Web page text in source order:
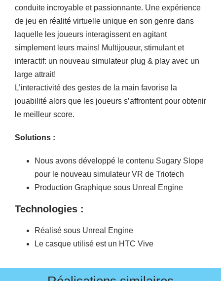
conduite incroyable et passionnante. Une expérience
de jeu en réalité virtuelle unique en son genre dans
laquelle les joueurs interagissent en agitant
simplement leurs mains! Multijoueur, stimulant et
interactif: un nouveau simulateur plug & play avec un
large attrait!
L’interactivité des gestes de la main favorise la
jouabilité alors que les joueurs s’affrontent pour obtenir
le meilleur score.
Solutions :
Nous avons développé le contenu Sugary Slope
pour le nouveau simulateur VR de Triotech
Production Graphique sous Unreal Engine
Technologies :
Réalisé sous Unreal Engine
Le casque utilisé est un HTC Vive